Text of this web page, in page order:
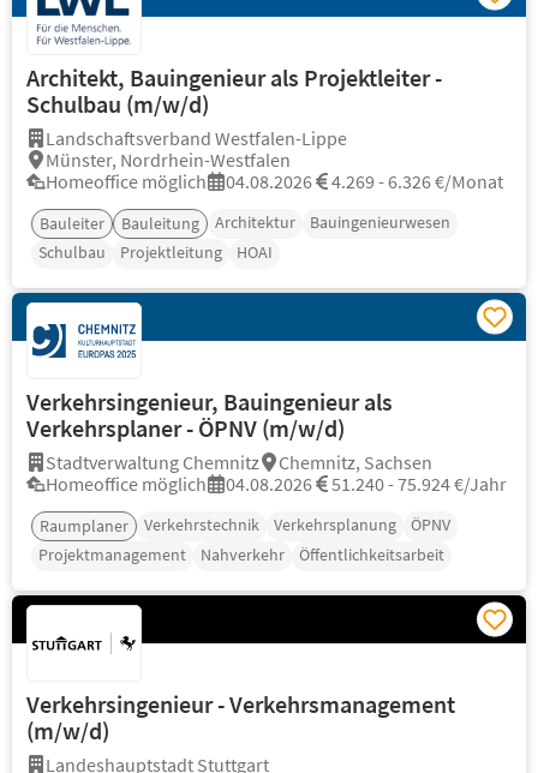
Architekt, Bauingenieur als Projektleiter -
Schulbau (m/w/d)
Landschaftsverband Westfalen-Lippe
Münster, Nordrhein-Westfalen
Homeoffice möglich
04.08.2026 4.269 - 6.326 €/Monat
Bauleiter Bauleitung Architektur
Bauingenieurwesen
Schulbau
Projektleitung HOAI
Verkehrsingenieur, Bauingenieur als
Verkehrsplaner - ÖPNV (m/w/d)
Stadtverwaltung Chemnitz
Chemnitz, Sachsen
Homeoffice möglich
04.08.2026 51.240 - 75.924 €/Jahr
Raumplaner Verkehrstechnik Verkehrsplanung
ÖPNV
Projektmanagement
Nahverkehr Öffentlichkeitsarbeit
Verkehrsingenieur - Verkehrsmanagement
(m/w/d)
Landeshauptstadt Stuttgart